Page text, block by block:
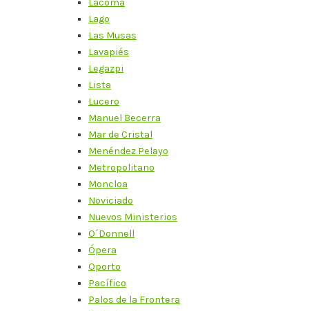
Lago
Las Musas
Lavapiés
Legazpi
Lista
Lucero
Manuel Becerra
Mar de Cristal
Menéndez Pelayo
Metropolitano
Moncloa
Noviciado
Nuevos Ministerios
O´Donnell
Ópera
Oporto
Pacífico
Palos de la Frontera